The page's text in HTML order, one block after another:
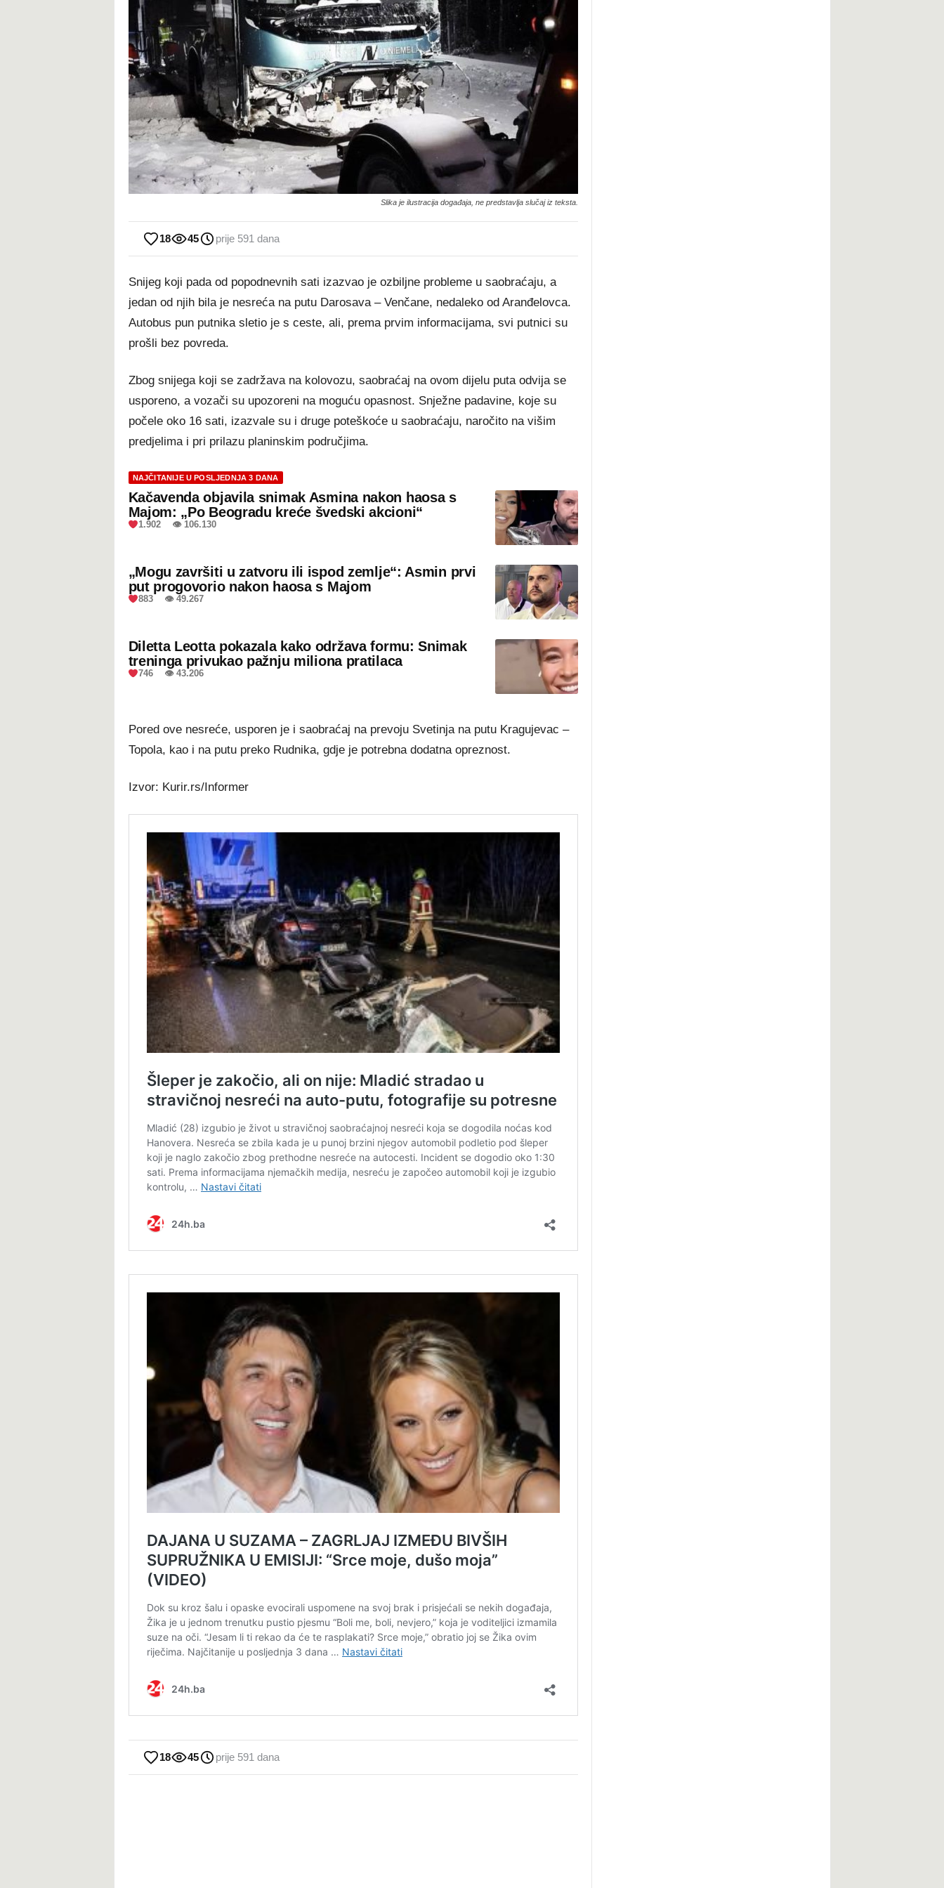
Slika je ilustracija događaja, ne predstavlja slučaj iz teksta.
18 45 prije 591 dana
Snijeg koji pada od popodnevnih sati izazvao je ozbiljne probleme u saobraćaju, a
jedan od njih bila je nesreća na putu Darosava – Venčane, nedaleko od Aranđelovca.
Autobus pun putnika sletio je s ceste, ali, prema prvim informacijama, svi putnici su
prošli bez povreda.
Zbog snijega koji se zadržava na kolovozu, saobraćaj na ovom dijelu puta odvija se
usporeno, a vozači su upozoreni na moguću opasnost. Snježne padavine, koje su
počele oko 16 sati, izazvale su i druge poteškoće u saobraćaju, naročito na višim
predjelima i pri prilazu planinskim područjima.
NAJČITANIJE U POSLJEDNJA 3 DANA
Kačavenda objavila snimak Asmina nakon haosa s
Majom: „Po Beogradu kreće švedski akcioni“
1.902 👁 106.130
„Mogu završiti u zatvoru ili ispod zemlje“: Asmin prvi
put progovorio nakon haosa s Majom
883 👁 49.267
Diletta Leotta pokazala kako održava formu: Snimak
treninga privukao pažnju miliona pratilaca
746 👁 43.206
Pored ove nesreće, usporen je i saobraćaj na prevoju Svetinja na putu Kragujevac –
Topola, kao i na putu preko Rudnika, gdje je potrebna dodatna opreznost.
Izvor: Kurir.rs/Informer
18 45 prije 591 dana